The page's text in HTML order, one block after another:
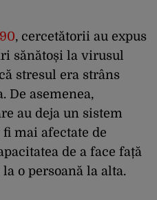
, cercetătorii au expus
sănătoși la virusul
stresul era strâns
De asemenea,
au deja un sistem
mai afectate de
de a face față
o persoană la alta.